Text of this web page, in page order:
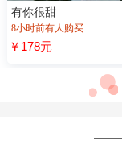
有你很甜
8小时前有人购买
￥178元